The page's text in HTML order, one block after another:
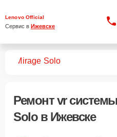
Lenovo Official
Сервис в Ижевске
Mirage Solo
Ремонтvr
Soloв Ижевске